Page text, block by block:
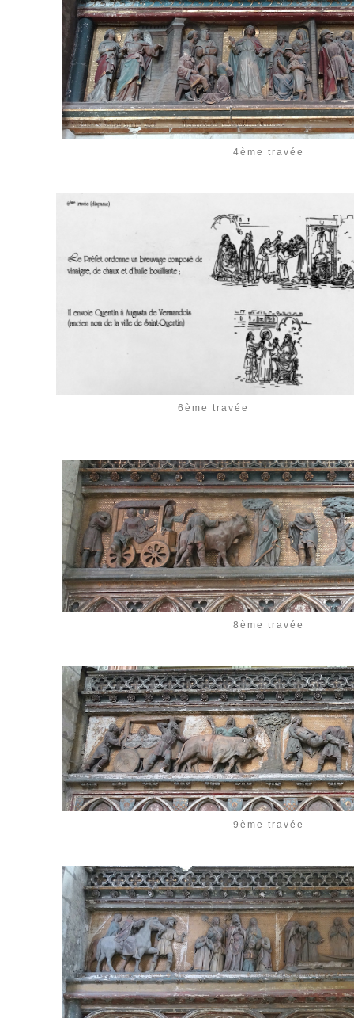
4ème travée
6ème travée
8ème travée
9ème travée